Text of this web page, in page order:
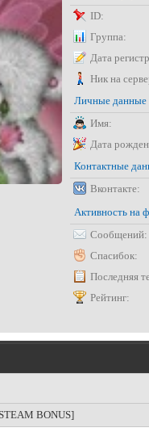
ID:
Группа:
Дата
Ник на
Личные данные
Имя:
Дата
Контактные
Вконтакте:
Активность на
Сообщений:
Спасибок:
Последняя
Рейтинг:
BONUS]